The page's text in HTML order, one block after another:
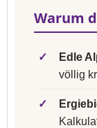
Warum
✓ Edle
völlig
✓